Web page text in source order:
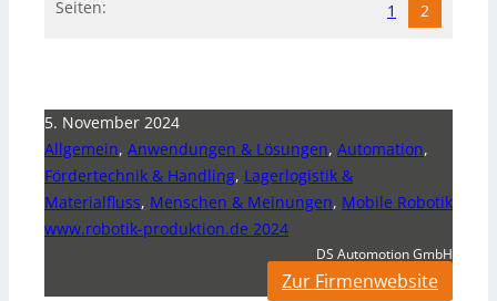
Seiten: 1 2
5. November 2024
Allgemein, Anwendungen & Lösungen, Automation,
Fördertechnik & Handling, Lagerlogistik &
Materialfluss, Menschen & Meinungen, Mobile Robotik
www.robotik-produktion.de 2024
DS Automotion GmbH
Zur Firmenwebsite